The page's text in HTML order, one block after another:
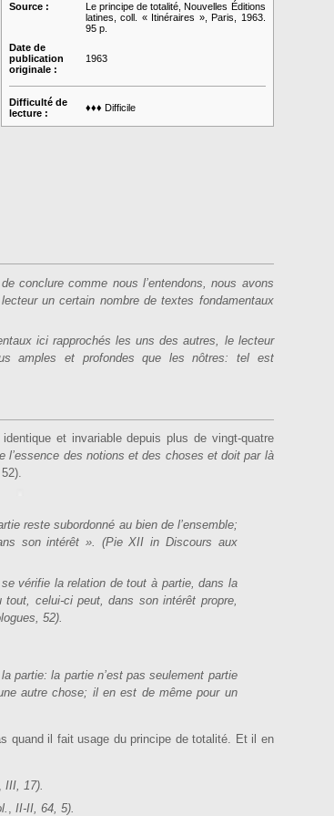
Source :
Le principe de totalité, Nouvelles Éditions
latines, coll. « Itinéraires », Paris, 1963.
95 p.
Date de
publication
originale :
1963
Difficulté de
lecture :
♦♦♦ Difficile
conclure comme nous l’entendons, nous avons
un certain nombre de textes fondamentaux
ici rapprochés les uns des autres, le lecteur
amples et profondes que les nôtres: tel est
et invariable depuis plus de vingt-quatre
l’essence des notions et des choses et doit par là
reste subordonné au bien de l’ensemble;
son intérêt ». (Pie XII in Discours aux
vérifie la relation de tout à partie, dans la
celui-ci peut, dans son intérêt propre,
52).
partie: la partie n’est pas seulement partie
autre chose; il en est de même pour un
quand il fait usage du principe de totalité. Et il en
III, 17).
, II-II, 64, 5).